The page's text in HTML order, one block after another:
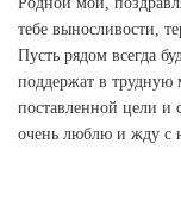
тебе выносливости,
Пусть рядом всегда
поддержат в трудную
поставленной цели и
очень люблю и жду с